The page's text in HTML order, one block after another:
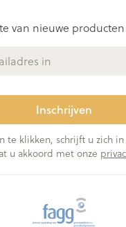
van nieuwe
Inschrijven
te klikken, schrijft u zich in
u akkoord met onze